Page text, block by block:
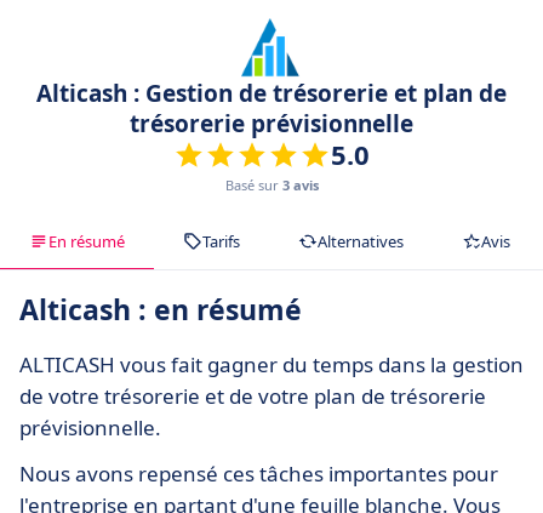
Alticash : Gestion de trésorerie et plan de
trésorerie prévisionnelle
5.0
Basé sur 3 avis
En résumé Tarifs Alternatives Avis
Alticash : en résumé
ALTICASH vous fait gagner du temps dans la gestion
de votre trésorerie et de votre plan de trésorerie
prévisionnelle.
Nous avons repensé ces tâches importantes pour
l'entreprise en partant d'une feuille blanche. Vous